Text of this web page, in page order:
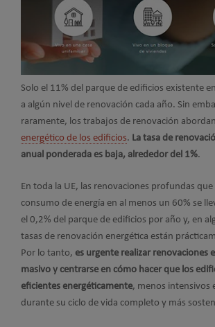
Solo el 11% del parque de edificios existente
a algún nivel de renovación cada año. Sin
raramente, los trabajos de renovación
energético de los edificios. La tasa de
anual ponderada es baja, alrededor del 1%.
En toda la UE, las renovaciones profundas
consumo de energía en al menos un 60% se
el 0,2% del parque de edificios por año y, en
tasas de renovación energética están
Por lo tanto, es urgente realizar renovaciones
masivo y centrarse en cómo hacer que los
eficientes energéticamente, menos intensivos
durante su ciclo de vida completo y más